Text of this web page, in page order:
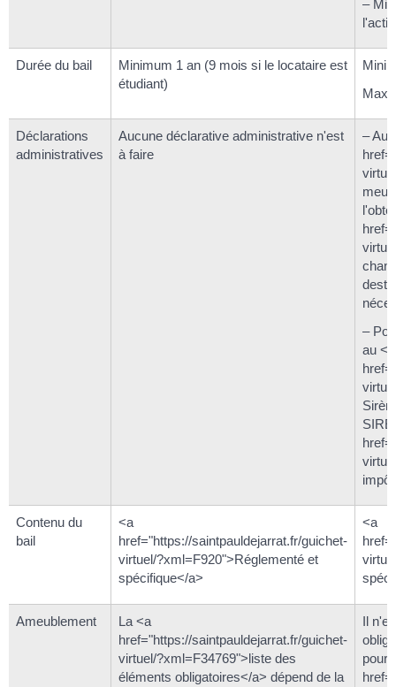
–
Durée du bail
Minimum 1 an (9 mois si le locataire est
étudiant)
Déclarations
administratives
Aucune déclarative administrative n'est
à faire
–
–
au <a
Contenu du
bail
<a
href="https://saintpauldejarrat.fr/guichet-
virtuel/?xml=F920">Réglementé et
spécifique</a>
<a
Ameublement
La <a
href="https://saintpauldejarrat.fr/guichet-
virtuel/?xml=F34769">liste des
éléments obligatoires</a> dépend de la
Il
pour